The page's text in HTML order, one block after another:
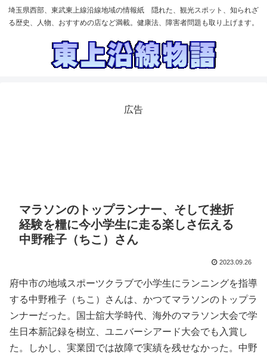
埼玉県西部、東武東上線沿線地域の情報紙 隠れた、観光スポット、知られざ
る歴史、人物、おすすめの店など満載。健康法、障害者問題も取り上げます。
広告
マラソンのトップランナー、そして挫折
経験を糧に今小学生に走る楽しさ伝える
中野稚子（ちこ）さん
2023.09.26
府中市の地域スポーツクラブで小学生にランニングを指導
する中野稚子（ちこ）さんは、かつてマラソンのトップラ
ンナーだった。国士舘大学時代、海外のマラソン大会で学
生日本新記録を樹立、ユニバーシアード大会でも入賞し
た。しかし、実業団では故障で実績を残せなかった。中野